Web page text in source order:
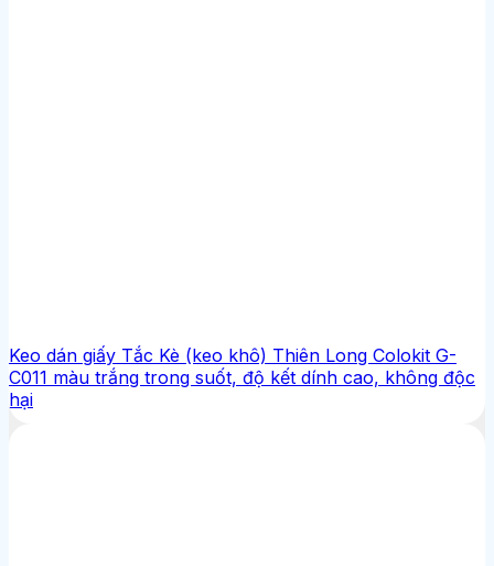
Keo dán giấy Tắc Kè (keo khô) Thiên Long Colokit G-
C011 màu trắng trong suốt, độ kết dính cao, không độc
hại